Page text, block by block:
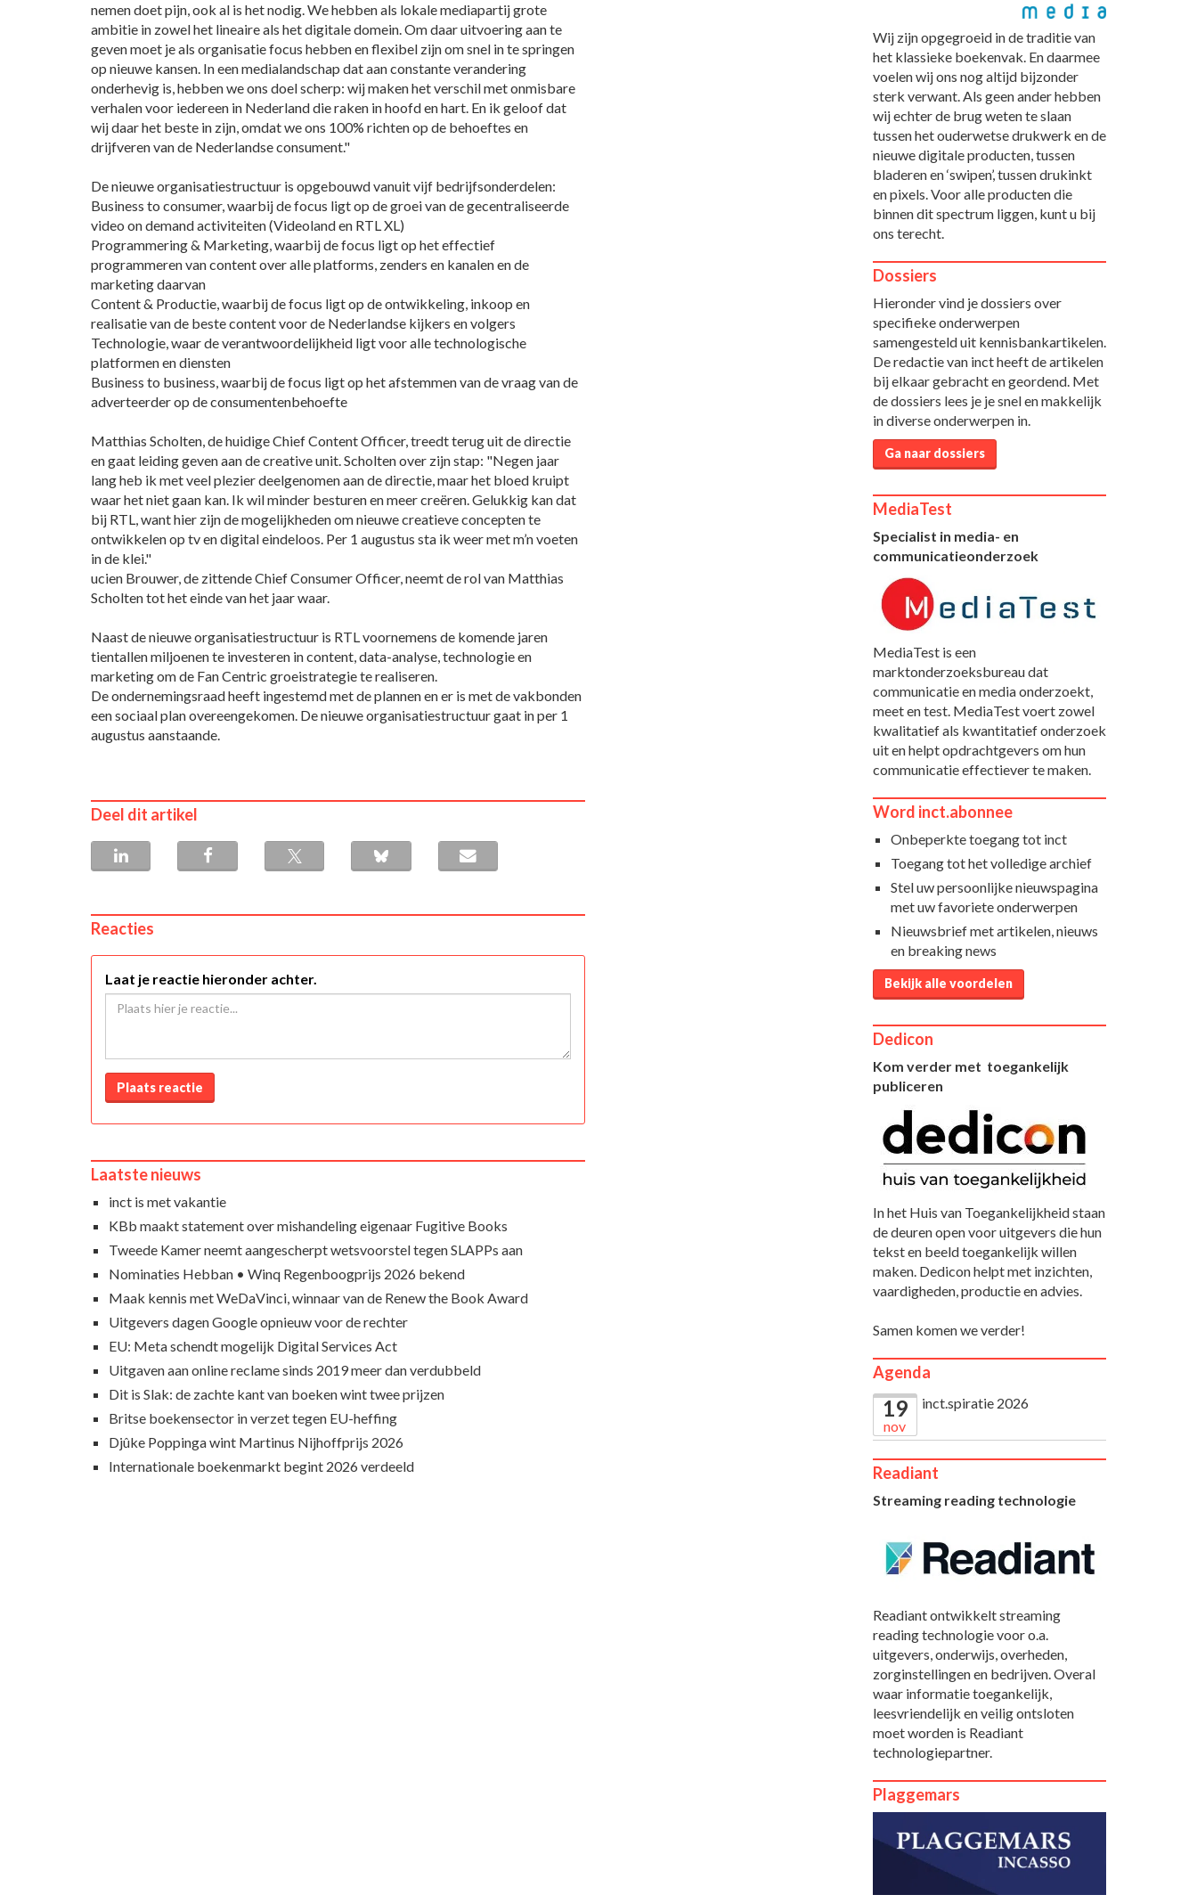
nemen doet pijn, ook al is het nodig. We hebben als lokale mediapartij grote
ambitie in zowel het lineaire als het digitale domein. Om daar uitvoering aan te
geven moet je als organisatie focus hebben en flexibel zijn om snel in te springen
op nieuwe kansen. In een medialandschap dat aan constante verandering
onderhevig is, hebben we ons doel scherp: wij maken het verschil met onmisbare
verhalen voor iedereen in Nederland die raken in hoofd en hart. En ik geloof dat
wij daar het beste in zijn, omdat we ons 100% richten op de behoeftes en
drijfveren van de Nederlandse consument."
De nieuwe organisatiestructuur is opgebouwd vanuit vijf bedrijfsonderdelen:
Business to consumer, waarbij de focus ligt op de groei van de gecentraliseerde
video on demand activiteiten (Videoland en RTL XL)
Programmering & Marketing, waarbij de focus ligt op het effectief
programmeren van content over alle platforms, zenders en kanalen en de
marketing daarvan
Content & Productie, waarbij de focus ligt op de ontwikkeling, inkoop en
realisatie van de beste content voor de Nederlandse kijkers en volgers
Technologie, waar de verantwoordelijkheid ligt voor alle technologische
platformen en diensten
Business to business, waarbij de focus ligt op het afstemmen van de vraag van de
adverteerder op de consumentenbehoefte
Matthias Scholten, de huidige Chief Content Officer, treedt terug uit de directie
en gaat leiding geven aan de creative unit. Scholten over zijn stap: "Negen jaar
lang heb ik met veel plezier deelgenomen aan de directie, maar het bloed kruipt
waar het niet gaan kan. Ik wil minder besturen en meer creëren. Gelukkig kan dat
bij RTL, want hier zijn de mogelijkheden om nieuwe creatieve concepten te
ontwikkelen op tv en digital eindeloos. Per 1 augustus sta ik weer met m’n voeten
in de klei."
ucien Brouwer, de zittende Chief Consumer Officer, neemt de rol van Matthias
Scholten tot het einde van het jaar waar.
Naast de nieuwe organisatiestructuur is RTL voornemens de komende jaren
tientallen miljoenen te investeren in content, data-analyse, technologie en
marketing om de Fan Centric groeistrategie te realiseren.
De ondernemingsraad heeft ingestemd met de plannen en er is met de vakbonden
een sociaal plan overeengekomen. De nieuwe organisatiestructuur gaat in per 1
augustus aanstaande.
Deel dit artikel
Reacties
Laat je reactie hieronder achter.
Plaats reactie
Laatste nieuws
inct is met vakantie
KBb maakt statement over mishandeling eigenaar Fugitive Books
Tweede Kamer neemt aangescherpt wetsvoorstel tegen SLAPPs aan
Nominaties Hebban • Winq Regenboogprijs 2026 bekend
Maak kennis met WeDaVinci, winnaar van de Renew the Book Award
Uitgevers dagen Google opnieuw voor de rechter
EU: Meta schendt mogelijk Digital Services Act
Uitgaven aan online reclame sinds 2019 meer dan verdubbeld
Dit is Slak: de zachte kant van boeken wint twee prijzen
Britse boekensector in verzet tegen EU-heffing
Djûke Poppinga wint Martinus Nijhoffprijs 2026
Internationale boekenmarkt begint 2026 verdeeld
Wij zijn opgegroeid in de traditie van
het klassieke boekenvak. En daarmee
voelen wij ons nog altijd bijzonder
sterk verwant. Als geen ander hebben
wij echter de brug weten te slaan
tussen het ouderwetse drukwerk en de
nieuwe digitale producten, tussen
bladeren en ‘swipen’, tussen drukinkt
en pixels. Voor alle producten die
binnen dit spectrum liggen, kunt u bij
ons terecht.
Dossiers
Hieronder vind je dossiers over
specifieke onderwerpen
samengesteld uit kennisbankartikelen.
De redactie van inct heeft de artikelen
bij elkaar gebracht en geordend. Met
de dossiers lees je je snel en makkelijk
in diverse onderwerpen in.
Ga naar dossiers
MediaTest
Specialist in media- en
communicatieonderzoek
MediaTest is een
marktonderzoeksbureau dat
communicatie en media onderzoekt,
meet en test. MediaTest voert zowel
kwalitatief als kwantitatief onderzoek
uit en helpt opdrachtgevers om hun
communicatie effectiever te maken.
Word inct.abonnee
Onbeperkte toegang tot inct
Toegang tot het volledige archief
Stel uw persoonlijke nieuwspagina
met uw favoriete onderwerpen
Nieuwsbrief met artikelen, nieuws
en breaking news
Bekijk alle voordelen
Dedicon
Kom verder met toegankelijk
publiceren
In het Huis van Toegankelijkheid staan
de deuren open voor uitgevers die hun
tekst en beeld toegankelijk willen
maken. Dedicon helpt met inzichten,
vaardigheden, productie en advies.
Samen komen we verder!
Agenda
19
nov
inct.spiratie 2026
Readiant
Streaming reading technologie
Readiant ontwikkelt streaming
reading technologie voor o.a.
uitgevers, onderwijs, overheden,
zorginstellingen en bedrijven. Overal
waar informatie toegankelijk,
leesvriendelijk en veilig ontsloten
moet worden is Readiant
technologiepartner.
Plaggemars